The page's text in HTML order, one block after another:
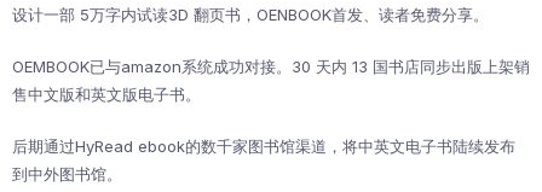
设计一部 5万字内试读3D 翻页书，OENBOOK首发、读者免费分享。
OEMBOOK已与amazon系统成功对接。30 天内 13 国书店同步出版上架销
售中文版和英文版电子书。
后期通过HyRead ebook的数千家图书馆渠道，将中英文电子书陆续发布
到中外图书馆。